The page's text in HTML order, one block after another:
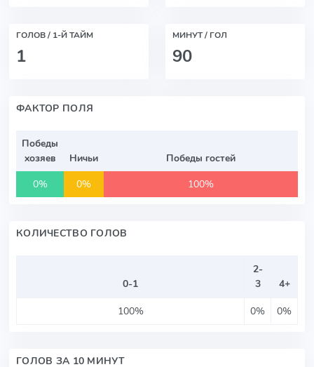
ГОЛОВ / 1-Й ТАЙМ
1
МИНУТ / ГОЛ
90
ФАКТОР ПОЛЯ
Победы
хозяев
Ничьи
Победы гостей
0%
0% 100%
КОЛИЧЕСТВО ГОЛОВ
0-1
2-
3
4+
100%
0% 0%
ГОЛОВ ЗА 10 МИНУТ